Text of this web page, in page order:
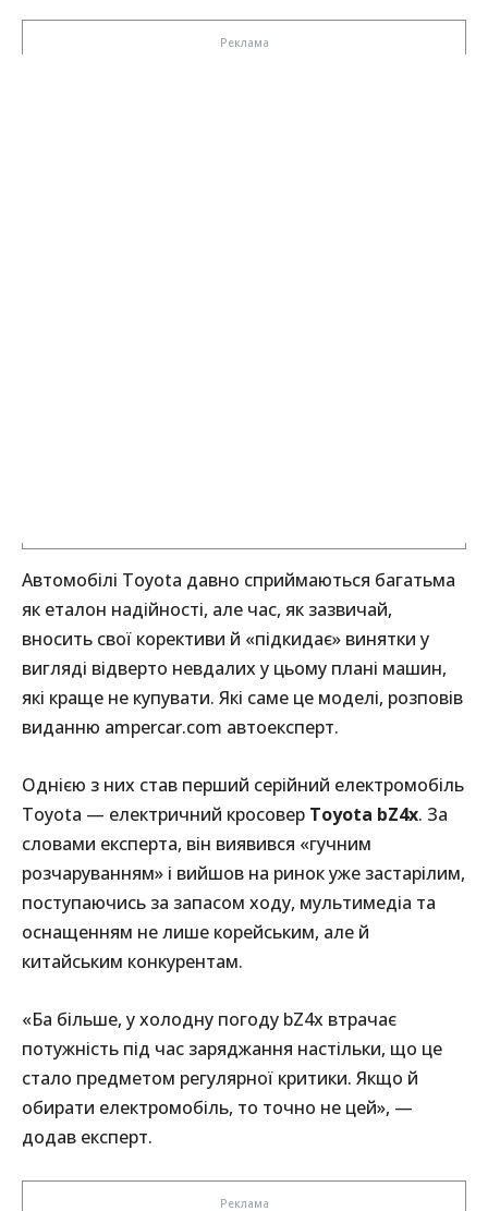
Автомобілі Toyota давно сприймаються багатьма
як еталон надійності, але час, як зазвичай,
вносить свої корективи й «підкидає» винятки у
вигляді відверто невдалих у цьому плані машин,
які краще не купувати. Які саме це моделі, розповів
виданню ampercar.com автоексперт.
Однією з них став перший серійний електромобіль
Toyota — електричний кросовер Toyota bZ4x. За
словами експерта, він виявився «гучним
розчаруванням» і вийшов на ринок уже застарілим,
поступаючись за запасом ходу, мультимедіа та
оснащенням не лише корейським, але й
китайським конкурентам.
«Ба більше, у холодну погоду bZ4x втрачає
потужність під час заряджання настільки, що це
стало предметом регулярної критики. Якщо й
обирати електромобіль, то точно не цей», —
додав експерт.